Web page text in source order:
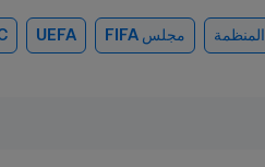
المنظمة مجلس FIFA UEFA